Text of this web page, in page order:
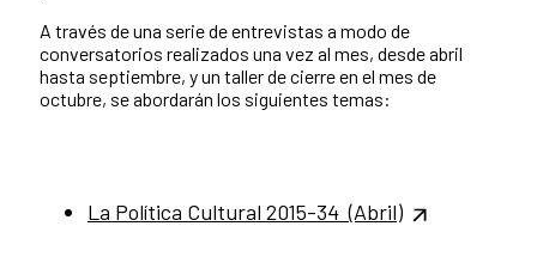
A través de una serie de entrevistas a modo de
conversatorios realizados una vez al mes, desde abril
hasta septiembre, y un taller de cierre en el mes de
octubre, se abordarán los siguientes temas:
La Política Cultural 2015-34 (Abril)